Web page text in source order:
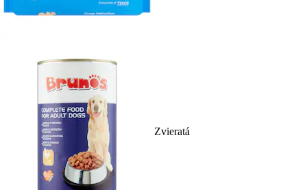
Zvieratá